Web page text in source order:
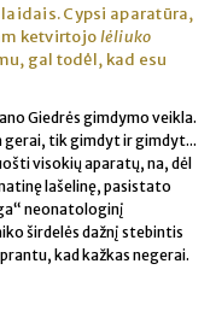
Cypsi aparatūra,
ketvirtojolėliuko
gal todėl, kad esu
Giedrės gimdymo veikla.
gerai, tik gimdyt ir gimdyt...
visokių aparatų, na, dėl
lašelinę, pasistato
neonatologinį
širdelės dažnį stebintis
kad kažkas negerai.